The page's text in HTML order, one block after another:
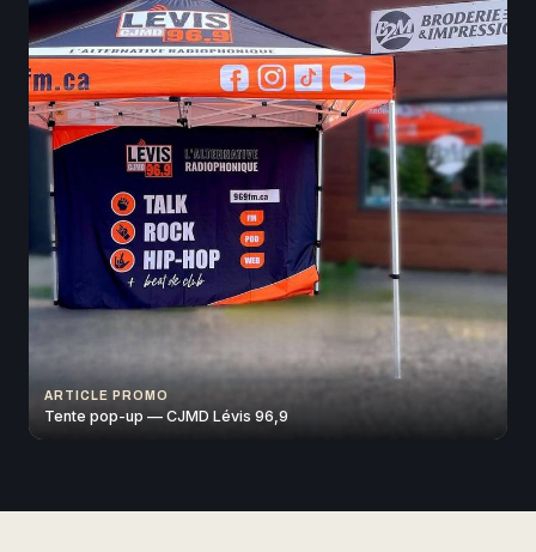
ARTICLE PROMO
Tente pop-up — CJMD Lévis 96,9